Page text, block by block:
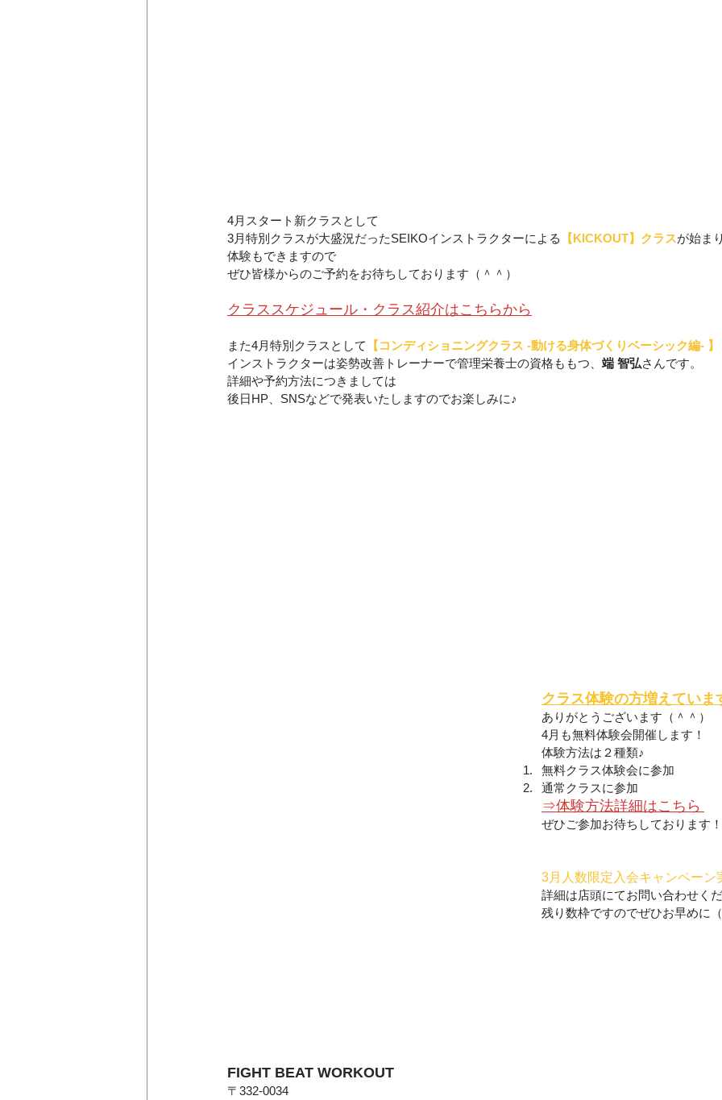
4月スタート新クラスとして
3月特別クラスが大盛況だったSEIKOインストラクターによる
【KICKOUT】クラスが始ま
体験もできますので
ぜひ皆様からのご予約をお待ちしております（＾＾）
クラススケジュール・クラス紹介はこちらから
また4月特別クラスとして 【コンディショニングクラス -動ける身体づくりベーシック編- 】
インストラクターは姿勢改善トレーナーで管理栄養士の資格ももつ、 端 智弘さんです。
詳細や予約方法につきましては
後日HP、SNSなどで発表いたしますのでお楽しみに♪
クラス体験の方増えていま
ありがとうございます（＾＾）
4月も無料体験会開催します！
体験方法は２種類♪
無料クラス体験会に参加
通常クラスに参加
⇒体験方法詳細はこちら
ぜひご参加お待ちしております！
3月人数限定入会キャンペーン
詳細は店頭にてお問い合わせくだ
残り数枠ですのでぜひお早めに（
FIGHT BEAT WORKOUT
〒332-0034